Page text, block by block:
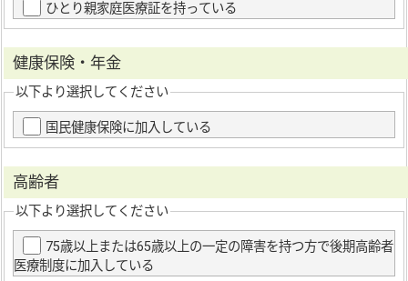
ひとり親家庭医療証を持っている
健康保険・年金
以下より選択してください
国民健康保険に加入している
高齢者
以下より選択してください
75歳以上または65歳以上の一定の障害を持つ方で後期高齢者
医療制度に加入している